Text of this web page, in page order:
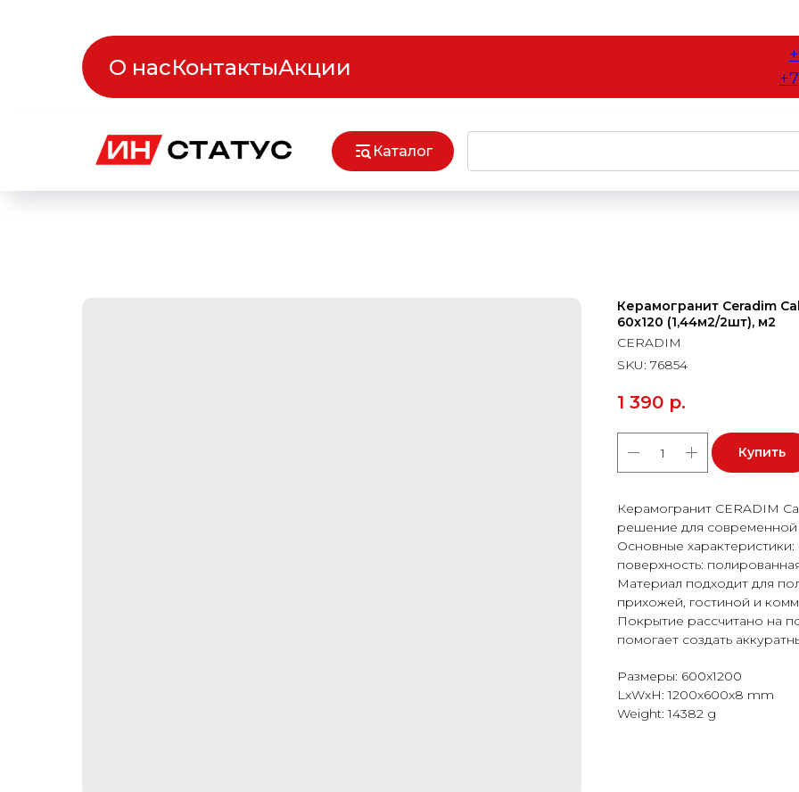
О насКонтактыАкции
Каталог
Керамогранит Ceradim
60x120 (1,44м2/2шт), м2
CERADIM
SKU: 76854
1 390 р.
Купить
Керамогранит CERADIM
решение для современной
Основные
поверхность:
Материал подходит для
прихожей, гостиной и
Покрытие рассчитано на
помогает создать
Размеры: 600x1200
LxWxH: 1200x600x8 mm
Weight: 14382 g